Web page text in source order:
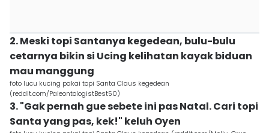
2. Meski topi Santanya kegedean, bulu-bulu
cetarnya bikin si Ucing kelihatan kayak biduan
mau manggung
foto lucu kucing pakai topi Santa Claus kegedean
(reddit.com/PaleontologistBest50)
3. "Gak pernah gue sebete ini pas Natal. Cari topi
Santa yang pas, kek!" keluh Oyen